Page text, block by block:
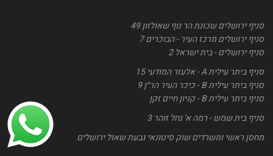
סניף ירושלים שכונת הר נוף שאולזון 49
סניף ירושלים מרכז העיר - הבוכרים 7
סניף ירושלים - בית ישראל 2
סניף ביתר עילית A - אלעזר המודעי 15
סניף ביתר עילית B - כיכר העיר הר״ן 9
סניף ביתר עילית B - קניון חיים זקן
סניף בית שמש - רמה א' נחל זוהר 3
מחסן ראשי ומשרדים שוק סיטונאי גבעת שאול ירושלים